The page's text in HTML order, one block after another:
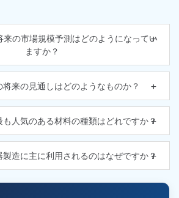
来の市場規模予測はどのようになってい
ますか？
来の見通しはどのようなものか？
人気のある材料の種類はどれですか？
造に主に利用されるのはなぜですか？